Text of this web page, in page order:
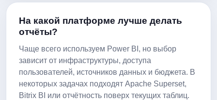
На какой платформе лучше делать
отчёты?
Чаще всего используем Power BI, но выбор
зависит от инфраструктуры, доступа
пользователей, источников данных и бюджета. В
некоторых задачах подходят Apache Superset,
Bitrix BI или отчётность поверх текущих таблиц.